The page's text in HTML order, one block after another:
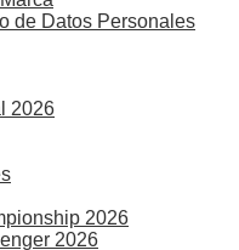
de Datos Personales
2026
2026
2026